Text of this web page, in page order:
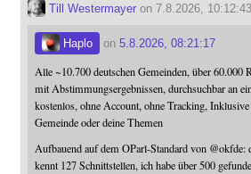
Till Westermayeron 7.8.2026, 10:12:43
Haplo on 5.8.2026, 08:21:17
Alle ~10.700 deutschen Gemeinden, über 60.000
mit Abstimmungsergebnissen, durchsuchbar an
kostenlos, ohne Account, ohne Tracking,
Gemeinde oder deine Themen
Aufbauend auf dem OParl-Standard von @okfde:
kennt 127 Schnittstellen, ich habe über 500